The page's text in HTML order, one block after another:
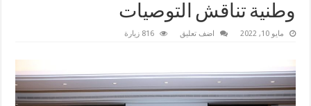
وطنية تناقش التوصيات
مايو 10, 2022 اضف تعليق 816 زيارة